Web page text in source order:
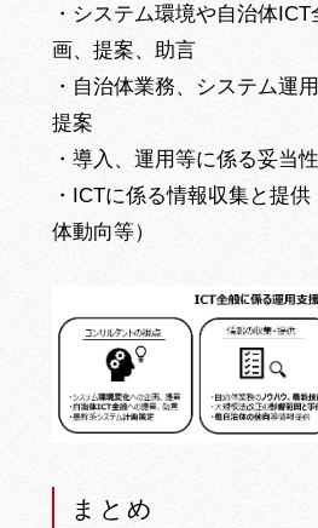
・システム環境や自治体
画、提案、助言
・自治体業務、システム運
提案
・導入、運用等に係る妥当
・ICTに係る情報収集と提
体動向等）
まとめ